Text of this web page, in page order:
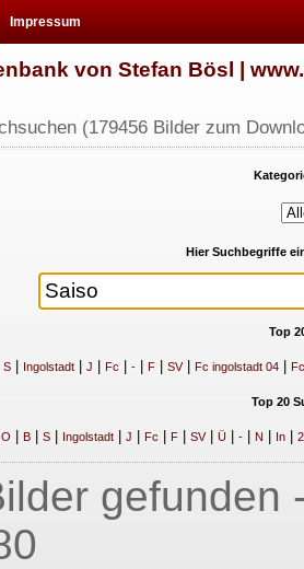
Impressum
von Stefan Bösl |
(179456 Bilder zum
Hier Suchbegriffe
Top
S| Ingolstadt| J Fc -| F| SV| Fc ingolstadt 04|
Top 20
O B| S| Ingolstadt| J Fc F| SV| Ü| -| N In| 2
gefunden